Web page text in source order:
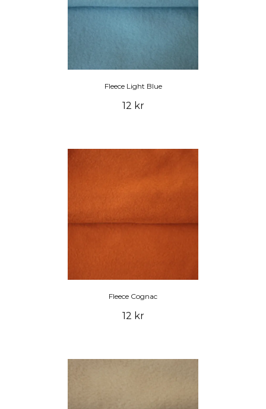
Fleece Light Blue
12 kr
Fleece Cognac
12 kr